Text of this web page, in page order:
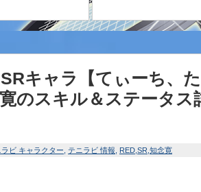
SRキャラ【てぃーち、た
のスキル＆ステータス
ビ キャラクター テニラビ 情報 RED SR 知念寛